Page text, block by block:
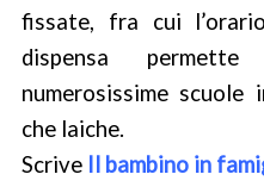
fissate, fra cui
dispensa
numerosissime
che laiche.
Scrive Il bambino in